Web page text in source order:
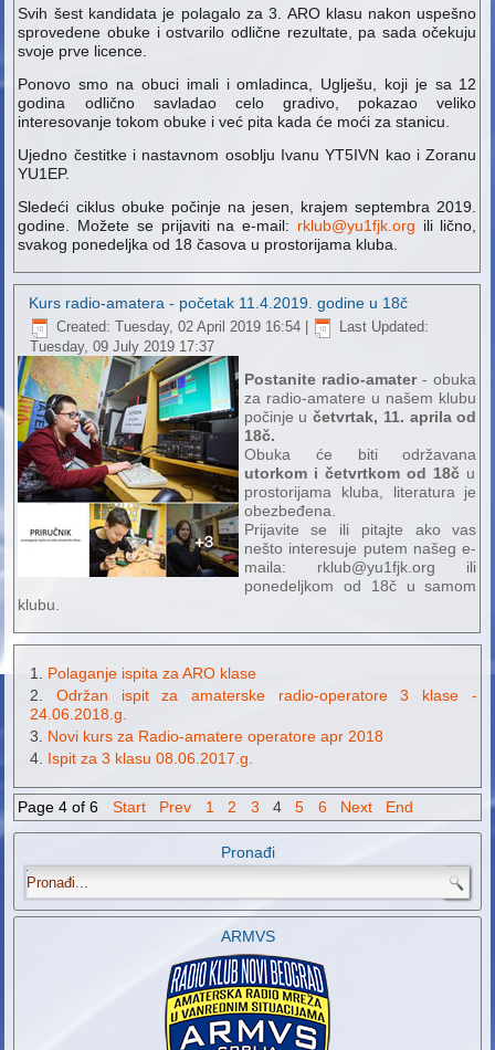
Svih šest kandidata je polagalo za 3. ARO klasu nakon uspešno
sprovedene obuke i ostvarilo odlične rezultate, pa sada očekuju
svoje prve licence.
Ponovo smo na obuci imali i omladinca, Uglješu, koji je sa 12
godina odlično savladao celo gradivo, pokazao veliko
interesovanje tokom obuke i već pita kada će moći za stanicu.
Ujedno čestitke i nastavnom osoblju Ivanu YT5IVN kao i Zoranu
YU1EP.
Sledeći ciklus obuke počinje na jesen, krajem septembra 2019.
godine. Možete se prijaviti na e-mail: rklub@yu1fjk.org ili lično,
svakog ponedeljka od 18 časova u prostorijama kluba.
Kurs radio-amatera - početak 11.4.2019. godine u 18č
Created: Tuesday, 02 April 2019 16:54
Last Updated:
Tuesday, 09 July 2019 17:37
Postanite radio-amater- obuka
za radio-amatere u našem klubu
počinje u četvrtak, 11. aprila od
18č.
Obuka će biti održavana
utorkom i četvrtkom od 18ču
prostorijama kluba, literatura je
obezbeđena.
Prijavite se ili pitajte ako vas
nešto interesuje putem našeg e-
maila: rklub@yu1fjk.org ili
ponedeljkom od 18č u samom
klubu.
Polaganje ispita za ARO klase
Održan ispit za amaterske radio-operatore 3 klase -
24.06.2018.g.
Novi kurs za Radio-amatere operatore apr 2018
Ispit za 3 klasu 08.06.2017.g.
Page 4 of 6 Start Prev 1 2 3 4 5 6 Next End
Pronađi
.
ARMVS